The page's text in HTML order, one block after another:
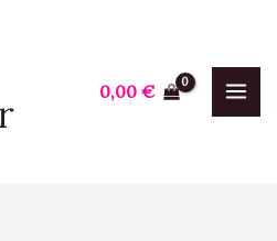
0,00€
plus